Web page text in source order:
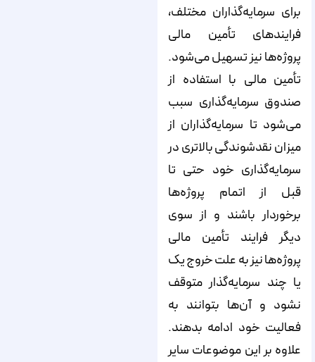
برای سرمایه‌‌‌‌‌‌‌‌‌‌‌‌‌‌‌‌‌‌‌‌‌‌‌‌‌‌‌‌‌‌‌‌‌‌‌‌‌‌‌‌‌‌‌‌‌‌‌‌‌‌‌‌‌‌‌‌‌‌‌‌‌‌‌‌‌‌‌‌‌‌‌‌‌‌‌‌‌گذاران مختلف،
فرایندهای تأمین مالی
پروژه‌‌‌‌‌‌‌‌‌‌‌‌‌‌‌‌‌‌‌‌‌‌‌‌‌‌‌‌‌‌‌‌‌‌‌‌‌‌‌‌‌‌‌‌‌‌‌‌‌‌‌‌‌‌‌‌‌‌‌‌‌‌‌‌‌‌‌‌‌‌‌‌‌‌‌‌‌ها نیز تسهیل می‌شود.
تأمین مالی با استفاده از
صندوق سرمایه‌‌‌‌‌‌‌‌‌‌‌‌‌‌‌‌‌‌‌‌‌‌‌‌‌‌‌‌‌‌‌‌‌‌‌‌‌‌‌‌‌‌‌‌‌‌‌‌‌‌‌‌‌‌‌‌‌‌‌‌‌‌‌‌‌‌‌‌‌‌‌‌‌‌‌‌‌گذاری سبب
می‌‌‌‌‌‌‌‌‌‌‌‌‌‌‌‌‌‌‌‌‌‌‌‌‌‌‌‌‌‌‌‌‌‌‌‌‌‌‌‌‌‌‌‌‌‌‌‌‌‌‌‌‌‌‌‌‌‌‌‌‌‌‌‌‌‌‌‌‌‌‌‌‌‌‌‌‌شود تا سرمایه‌‌‌‌‌‌‌‌‌‌‌‌‌‌‌‌‌‌‌‌‌‌‌‌‌‌‌‌‌‌‌‌‌‌‌‌‌‌‌‌‌‌‌‌‌‌‌‌‌‌‌‌‌‌‌‌‌‌‌‌‌‌‌‌‌‌‌‌‌‌‌‌‌‌‌‌‌گذاران از
میزان نقدشوندگی بالاتری در
سرمایه‌‌‌‌‌‌‌‌‌‌‌‌‌‌‌‌‌‌‌‌‌‌‌‌‌‌‌‌‌‌‌‌‌‌‌‌‌‌‌‌‌‌‌‌‌‌‌‌‌‌‌‌‌‌‌‌‌‌‌‌‌‌‌‌‌‌‌‌‌‌‌‌‌‌‌‌‌گذاری خود حتی تا
قبل از اتمام پروژه‌‌‌‌‌‌‌‌‌‌‌‌‌‌‌‌‌‌‌‌‌‌‌‌‌‌‌‌‌‌‌‌‌‌‌‌‌‌‌‌‌‌‌‌‌‌‌‌‌‌‌‌‌‌‌‌‌‌‌‌‌‌‌‌‌‌‌‌‌‌‌‌‌‌‌‌‌ها
برخوردار باشند و از سوی
دیگر فرایند تأمین مالی
پروژه‌‌‌‌‌‌‌‌‌‌‌‌‌‌‌‌‌‌‌‌‌‌‌‌‌‌‌‌‌‌‌‌‌‌‌‌‌‌‌‌‌‌‌‌‌‌‌‌‌‌‌‌‌‌‌‌‌‌‌‌‌‌‌‌‌‌‌‌‌‌‌‌‌‌‌‌‌ها نیز به علت خروج یک
یا چند سرمایه‌‌‌‌‌‌‌‌‌‌‌‌‌‌‌‌‌‌‌‌‌‌‌‌‌‌‌‌‌‌‌‌‌‌‌‌‌‌‌‌‌‌‌‌‌‌‌‌‌‌‌‌‌‌‌‌‌‌‌‌‌‌‌‌‌‌‌‌‌‌‌‌‌‌‌‌‌گذار متوقف
نشود و آن‌‌‌‌‌‌‌‌‌‌‌‌‌‌‌‌‌‌‌‌‌‌‌‌‌‌‌‌‌‌‌‌‌‌‌‌‌‌‌‌‌‌‌‌‌‌‌‌‌‌‌‌‌‌‌‌‌‌‌‌‌‌‌‌‌‌‌‌‌‌‌‌‌‌‌‌‌ها بتوانند به
فعالیت خود ادامه بدهند.
علاوه بر این موضوعات سایر